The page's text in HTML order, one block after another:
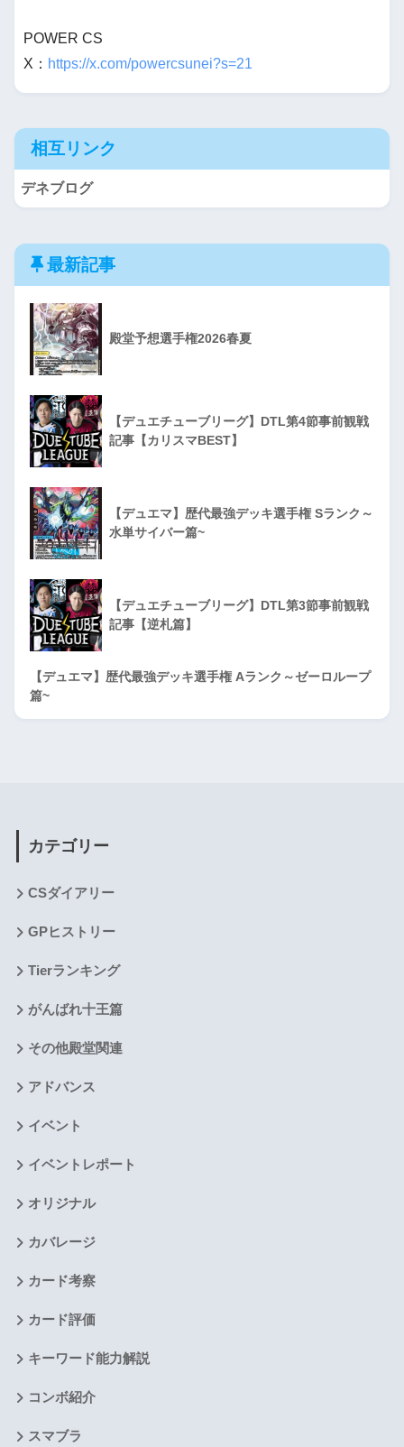
POWER CS
X： https://x.com/powercsunei?s=21
相互リンク
デネブログ
最新記事
殿堂予想選手権2026春夏
【デュエチューブリーグ】DTL第4節事前観戦
記事【カリスマBEST】
【デュエマ】歴代最強デッキ選手権 Sランク～
水単サイバー篇~
【デュエチューブリーグ】DTL第3節事前観戦
記事【逆札篇】
【デュエマ】歴代最強デッキ選手権 Aランク～ゼーロループ
篇~
カテゴリー
CSダイアリー
GPヒストリー
Tierランキング
がんばれ十王篇
その他殿堂関連
アドバンス
イベント
イベントレポート
オリジナル
カバレージ
カード考察
カード評価
キーワード能力解説
コンボ紹介
スマブラ